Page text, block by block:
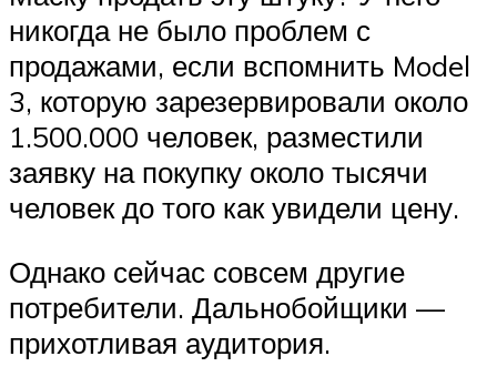
никогда не было проблем с
продажами, если вспомнить Model
3, которую зарезервировали около
1.500.000 человек, разместили
заявку на покупку около тысячи
человек до того как увидели цену.
Однако сейчас совсем другие
потребители. Дальнобойщики —
прихотливая аудитория.